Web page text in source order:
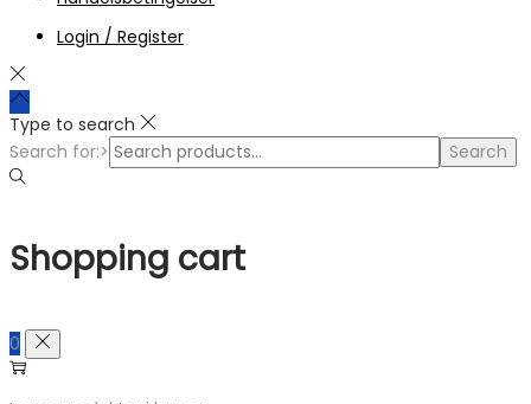
Login / Register
Type to search
Search for:>
Search
Shopping cart
0